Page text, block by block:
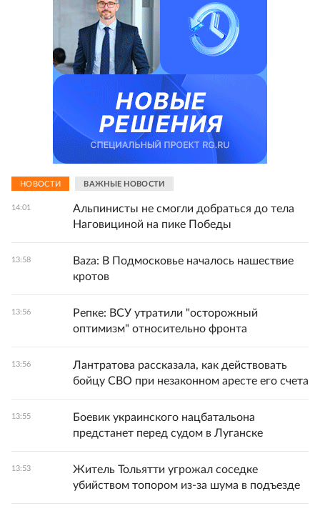
НОВОСТИ ВАЖНЫЕ НОВОСТИ
14:01
Альпинисты не смогли добраться до тела
Наговициной на пике Победы
13:58
Baza: В Подмосковье началось нашествие
кротов
13:56
Репке: ВСУ утратили "осторожный
оптимизм" относительно фронта
13:56
Лантратова рассказала, как действовать
бойцу СВО при незаконном аресте его счета
13:55
Боевик украинского нацбатальона
предстанет перед судом в Луганске
13:53
Житель Тольятти угрожал соседке
убийством топором из-за шума в подъезде